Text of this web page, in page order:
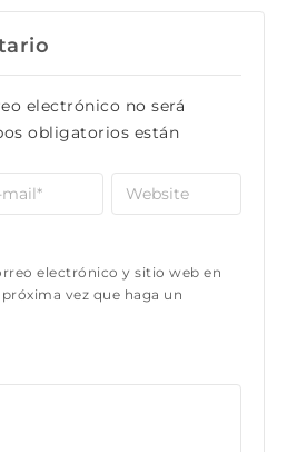
electrónico no será
obligatorios están
electrónico y sitio web en
vez que haga un